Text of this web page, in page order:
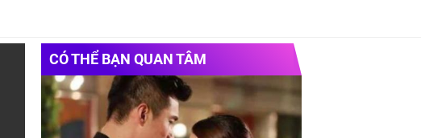
CÓ THỂ BẠN QUAN TÂM